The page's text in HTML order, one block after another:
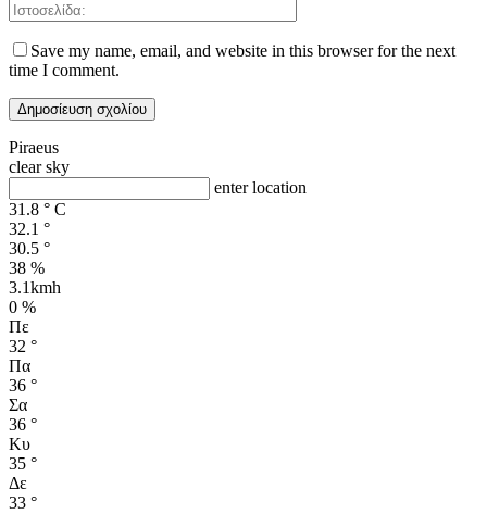
Save my name, email, and website in this browser for the next
time I comment.
Piraeus
clear sky
enter location
31.8 ° C
32.1 °
30.5 °
38 %
3.1kmh
0 %
Πε
32 °
Πα
36 °
Σα
36 °
Κυ
35 °
Δε
33 °